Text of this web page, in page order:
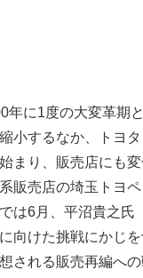
に1度の大変革期
小するなか、トヨ
まり、販売店にも
販売店の埼玉トヨ
は6月、平沼貴之氏
向けた挑戦にかじ
される販売再編へ